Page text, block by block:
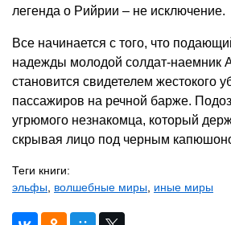
легенда о Рийрии – не исключение.
Все начинается с того, что
надежды молодой солдат-наемник
становится свидетелем жестокого
пассажиров на речной барже.
угрюмого незнакомца, который
скрывая лицо под черным
Теги книги:
эльфы, волшебные миры, иные миры